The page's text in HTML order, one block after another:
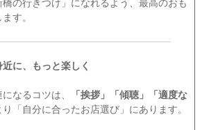
の行きつけ」になれるよう、最高のおも
す。
に、もっと楽しく
なるコツは、
「挨拶」「傾聴」「適度な
り「自分に合ったお店選び」にあります。